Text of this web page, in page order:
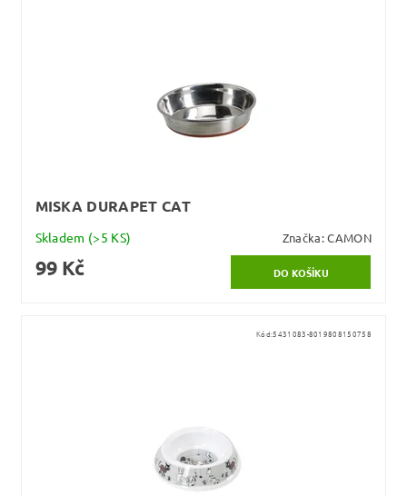
MISKA DURAPET CAT
Skladem (>5 KS) Značka:CAMON
99 Kč
Kód:5431083-8019808150758